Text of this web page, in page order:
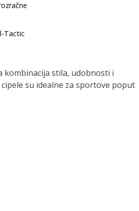
Tactic
kombinacija stila, udobnosti i
su idealne za sportove poput